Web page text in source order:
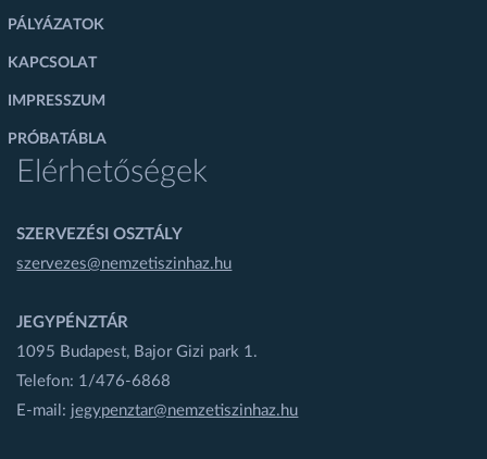
PÁLYÁZATOK
KAPCSOLAT
IMPRESSZUM
PRÓBATÁBLA
Elérhetőségek
SZERVEZÉSI OSZTÁLY
szervezes@nemzetiszinhaz.hu
JEGYPÉNZTÁR
1095 Budapest, Bajor Gizi park 1.
Telefon: 1/476-6868
E-mail: jegypenztar@nemzetiszinhaz.hu